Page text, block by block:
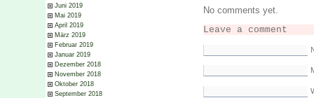
Juni 2019
Mai 2019
April 2019
März 2019
Februar 2019
Januar 2019
Dezember 2018
November 2018
Oktober 2018
September 2018
No comments yet.
Leave a comment